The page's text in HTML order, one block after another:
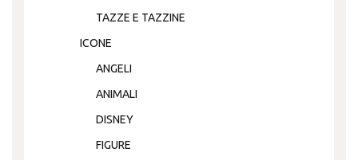
TAZZE E TAZZINE
ICONE
ANGELI
ANIMALI
DISNEY
FIGURE